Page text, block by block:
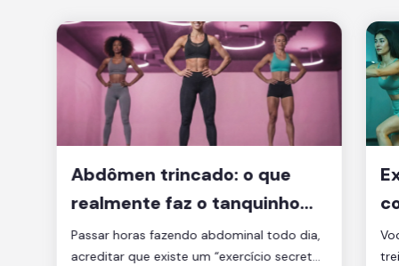
Abdômen trincado: o que
realmente faz o tanquinho
aparecer?
Passar horas fazendo abdominal todo dia,
acreditar que existe um “exercício secreto”